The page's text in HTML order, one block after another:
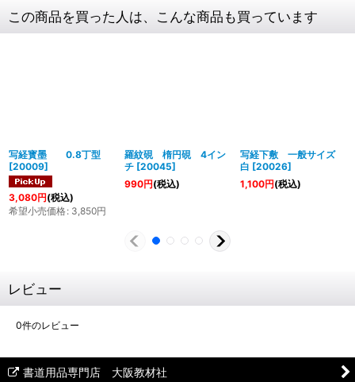
この商品を買った人は、こんな商品も買っています
写経寳墨 0.8丁型
[20009]
3,080円(税込)
希望小売価格: 3,850円
羅紋硯 楕円硯 4イン
チ [20045]
990円(税込)
写経下敷 一般サイズ
白 [20026]
1,100円(税込)
レビュー
0件のレビュー
書道用品専門店 大阪教材社